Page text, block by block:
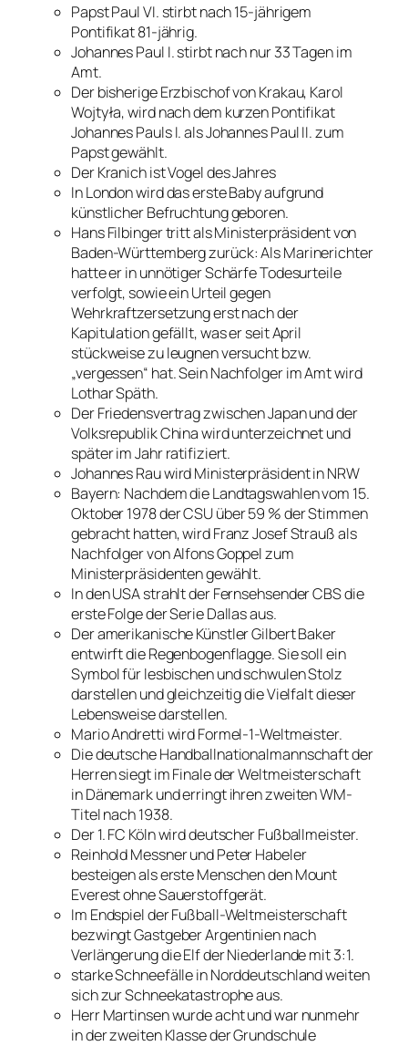
Papst Paul VI. stirbt nach 15-jährigem
Pontifikat 81-jährig.
Johannes Paul I. stirbt nach nur 33 Tagen im
Amt.
Der bisherige Erzbischof von Krakau, Karol
Wojtyła, wird nach dem kurzen Pontifikat
Johannes Pauls I. als Johannes Paul II. zum
Papst gewählt.
Der Kranich ist Vogel des Jahres
In London wird das erste Baby aufgrund
künstlicher Befruchtung geboren.
Hans Filbinger tritt als Ministerpräsident von
Baden-Württemberg zurück: Als Marinerichter
hatte er in unnötiger Schärfe Todesurteile
verfolgt, sowie ein Urteil gegen
Wehrkraftzersetzung erst nach der
Kapitulation gefällt, was er seit April
stückweise zu leugnen versucht bzw.
„vergessen“ hat. Sein Nachfolger im Amt wird
Lothar Späth.
Der Friedensvertrag zwischen Japan und der
Volksrepublik China wird unterzeichnet und
später im Jahr ratifiziert.
Johannes Rau wird Ministerpräsident in NRW
Bayern: Nachdem die Landtagswahlen vom 15.
Oktober 1978 der CSU über 59 % der Stimmen
gebracht hatten, wird Franz Josef Strauß als
Nachfolger von Alfons Goppel zum
Ministerpräsidenten gewählt.
In den USA strahlt der Fernsehsender CBS die
erste Folge der Serie Dallas aus.
Der amerikanische Künstler Gilbert Baker
entwirft die Regenbogenflagge. Sie soll ein
Symbol für lesbischen und schwulen Stolz
darstellen und gleichzeitig die Vielfalt dieser
Lebensweise darstellen.
Mario Andretti wird Formel-1-Weltmeister.
Die deutsche Handballnationalmannschaft der
Herren siegt im Finale der Weltmeisterschaft
in Dänemark und erringt ihren zweiten WM-
Titel nach 1938.
Der 1. FC Köln wird deutscher Fußballmeister.
Reinhold Messner und Peter Habeler
besteigen als erste Menschen den Mount
Everest ohne Sauerstoffgerät.
Im Endspiel der Fußball-Weltmeisterschaft
bezwingt Gastgeber Argentinien nach
Verlängerung die Elf der Niederlande mit 3:1.
starke Schneefälle in Norddeutschland weiten
sich zur Schneekatastrophe aus.
Herr Martinsen wurde acht und war nunmehr
in der zweiten Klasse der Grundschule